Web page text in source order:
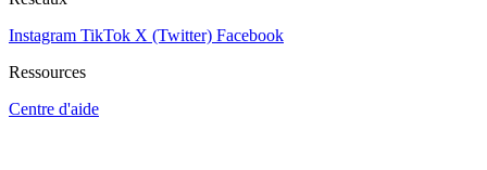
Instagram TikTok X (Twitter) Facebook
Ressources
Centre d'aide